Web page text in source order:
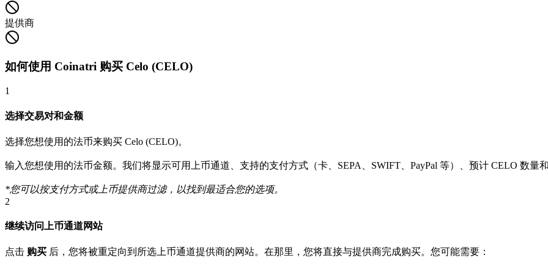
提供商
如何使用 Coinatri 购买 Celo (CELO)
1
选择交易对和金额
选择您想使用的法币来购买 Celo (CELO)。
输入您想使用的法币金额。我们将显示可用上币通道、支持的支付方式（卡、SEPA、SWIFT、PayPal 等）、预计 CELO 数量和
*您可以按支付方式或上币提供商过滤，以找到最适合您的选项。
2
继续访问上币通道网站
点击 购买 后，您将被重定向到所选上币通道提供商的网站。在那里，您将直接与提供商完成购买。您可能需要：